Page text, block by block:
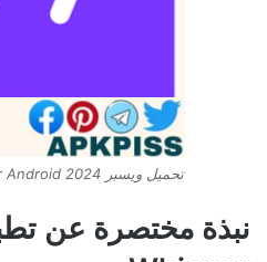
تحميل ويسبر 2024 Whisper For Android اخر اصدار